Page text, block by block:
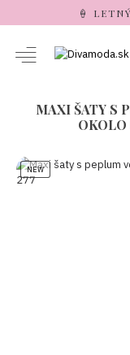
🍦
MAXI ŠATY S
OKOLO
NEW